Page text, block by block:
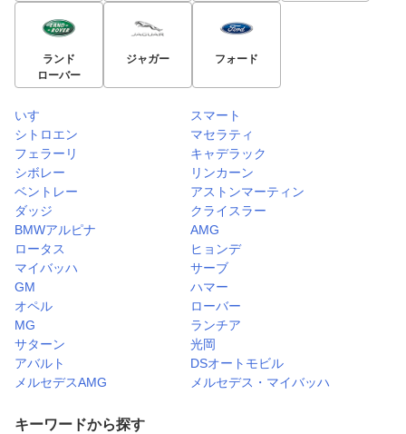
ランド
ローバー
ジャガー フォード
いすゞ
スマート
シトロエン
マセラティ
フェラーリ
キャデラック
シボレー
リンカーン
ベントレー
アストンマーティン
ダッジ
クライスラー
BMWアルピナ
AMG
ロータス
ヒョンデ
マイバッハ
サーブ
GM
ハマー
オペル
ローバー
MG
ランチア
サターン
光岡
アバルト
DSオートモビル
メルセデスAMG
メルセデス・マイバッハ
キーワードから探す